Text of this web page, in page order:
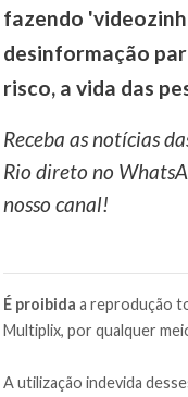
fazendo
desinformação
risco, a vida das
Receba as notícias
Rio direto no
nosso canal!
É proibida a reprodução
Multiplix, por qualquer
A utilização indevida